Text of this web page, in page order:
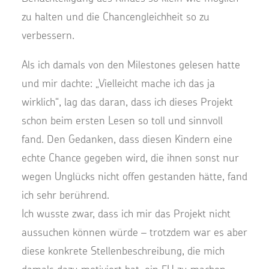
zu halten und die Chancengleichheit so zu
verbessern.
Als ich damals von den Milestones gelesen hatte
und mir dachte: „Vielleicht mache ich das ja
wirklich“, lag das daran, dass ich dieses Projekt
schon beim ersten Lesen so toll und sinnvoll
fand. Den Gedanken, dass diesen Kindern eine
echte Chance gegeben wird, die ihnen sonst nur
wegen Unglücks nicht offen gestanden hätte, fand
ich sehr berührend.
Ich wusste zwar, dass ich mir das Projekt nicht
aussuchen können würde – trotzdem war es aber
diese konkrete Stellenbeschreibung, die mich